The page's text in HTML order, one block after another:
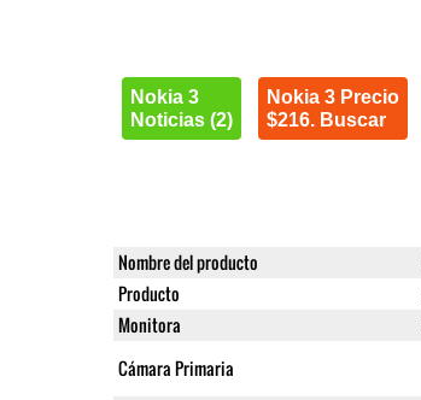
Nokia 3
Noticias (2)
Nokia 3 Precio
$216. Buscar
Nombre del producto
Producto
Monitora
Cámara Primaria